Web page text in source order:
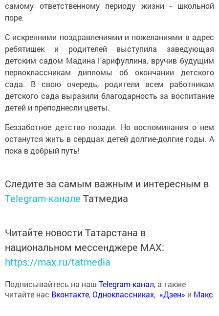
самому ответственному периоду жизни - школьной
поре.
С искренними поздравлениями и пожеланиями в адрес
ребятишек и родителей выступила заведующая
детским садом Мадина Гарифуллина, вручив будущим
первоклассникам дипломы об окончании детского
сада. В свою очередь, родители всем работникам
детского сада выразили благодарность за воспитание
детей и преподнесли цветы.
Беззаботное детство позади. Но воспоминания о нем
останутся жить в сердцах детей долгие-долгие годы. А
пока в добрый путь!
Следите за самым важным и интересным в
Telegram-канале Татмедиа
Читайте новости Татарстана в
национальном мессенджере MАХ:
https://max.ru/tatmedia
Подписывайтесь на наш Telegram-канал, а также
читайте нас Вконтакте,Одноклассниках, «Дзен» и Макс